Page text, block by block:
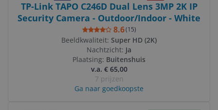
TP-Link TAPO C246D Dual Lens 3MP 2K IP
Security Camera - Outdoor/Indoor - White
8.6(15)
Beeldkwaliteit: Super HD (2K)
Nachtzicht: Ja
Plaatsing: Buitenshuis
v.a. € 65,00
7 prijzen
Ga naar goedkoopste